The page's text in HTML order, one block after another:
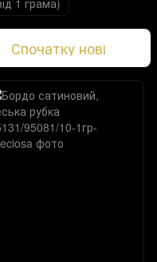
1 грама)
Спочатку нові